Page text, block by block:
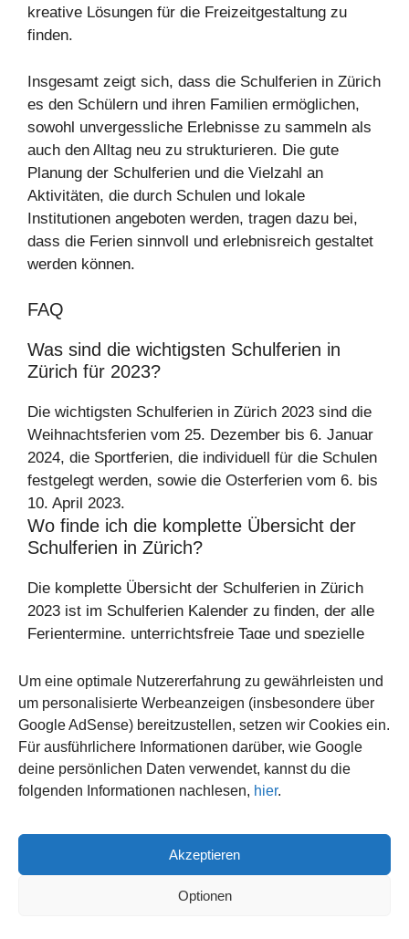
Um eine optimale Nutzererfahrung zu gewährleisten und
um personalisierte Werbeanzeigen (insbesondere über
Google AdSense) bereitzustellen, setzen wir Cookies ein.
Für ausführlichere Informationen darüber, wie Google
deine persönlichen Daten verwendet, kannst du die
folgenden Informationen nachlesen, hier.
Akzeptieren
Optionen
kreative Lösungen für die Freizeitgestaltung zu
finden.
Insgesamt zeigt sich, dass die Schulferien in Zürich
es den Schülern und ihren Familien ermöglichen,
sowohl unvergessliche Erlebnisse zu sammeln als
auch den Alltag neu zu strukturieren. Die gute
Planung der Schulferien und die Vielzahl an
Aktivitäten, die durch Schulen und lokale
Institutionen angeboten werden, tragen dazu bei,
dass die Ferien sinnvoll und erlebnisreich gestaltet
werden können.
FAQ
Was sind die wichtigsten Schulferien in
Zürich für 2023?
Die wichtigsten Schulferien in Zürich 2023 sind die
Weihnachtsferien vom 25. Dezember bis 6. Januar
2024, die Sportferien, die individuell für die Schulen
festgelegt werden, sowie die Osterferien vom 6. bis
10. April 2023.
Wo finde ich die komplette Übersicht der
Schulferien in Zürich?
Die komplette Übersicht der Schulferien in Zürich
2023 ist im Schulferien Kalender zu finden, der alle
Ferientermine, unterrichtsfreie Tage und spezielle
Wie kann ich die Schulferien in Zürich ideal
planen?
Um die Schulferien optimal zu planen, sollten Eltern
und Schüler die Schulferien Übersicht sowie den
Ferienplan Zürich 2023 konsultieren, um alle
zu berücksichtigen.
Was sind unterrichtsfreie Tage und wie
werden sie in den Schulferien